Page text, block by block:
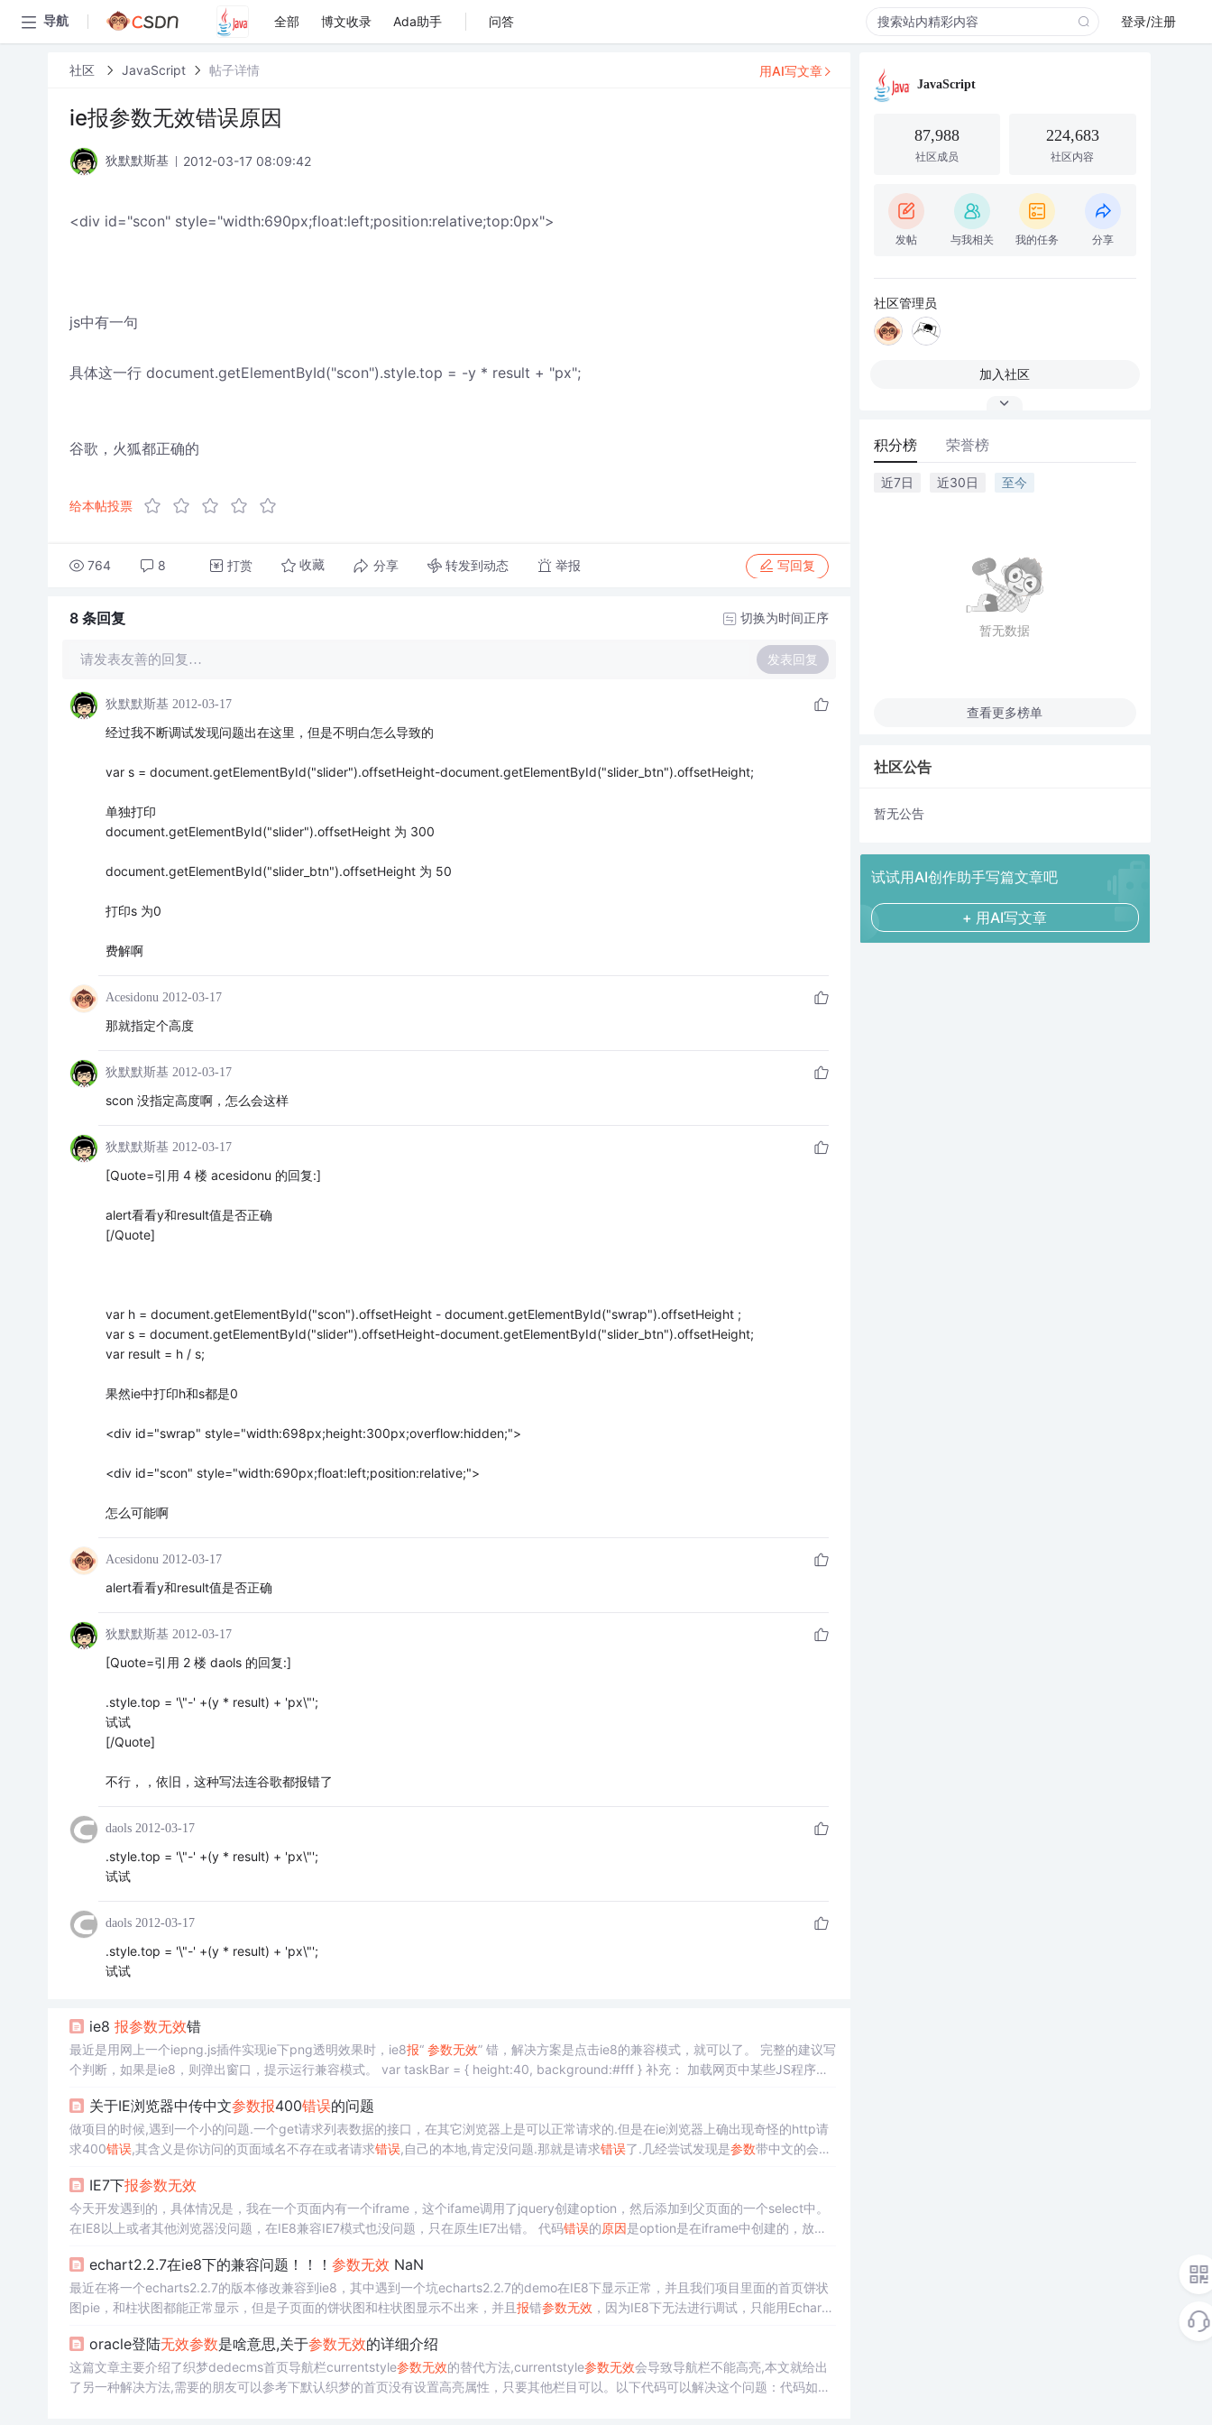
导航 全部 博文收录 Ada助手 问答 登录/注册
社区 JavaScript 帖子详情
ie报参数无效错误原因
狄默默斯基 2012-03-17 08:09:42
<div id="scon" style="width:690px;float:left;position:relative;top:0px">
js中有一句
具体这一行 document.getElementById("scon").style.top = -y * result + "px";
谷歌，火狐都正确的
给本帖投票
764 8 打赏 收藏 分享 转发到动态 举报 写回复
用AI写文章
8 条回复 切换为时间正序
请发表友善的回复… 发表回复
狄默默斯基 2012-03-17
经过我不断调试发现问题出在这里，但是不明白怎么导致的
var s = document.getElementById("slider").offsetHeight-document.getElementById("slider_btn").offsetHeight;
单独打印
document.getElementById("slider").offsetHeight 为 300
document.getElementById("slider_btn").offsetHeight 为 50
打印s 为0
费解啊
Acesidonu 2012-03-17
那就指定个高度
狄默默斯基 2012-03-17
scon 没指定高度啊，怎么会这样
狄默默斯基 2012-03-17
[Quote=引用 4 楼 acesidonu 的回复:]
alert看看y和result值是否正确
[/Quote]
var h = document.getElementById("scon").offsetHeight - document.getElementById("swrap").offsetHeight ;
var s = document.getElementById("slider").offsetHeight-document.getElementById("slider_btn").offsetHeight;
var result = h / s;
果然ie中打印h和s都是0
<div id="swrap" style="width:698px;height:300px;overflow:hidden;">
<div id="scon" style="width:690px;float:left;position:relative;">
怎么可能啊
Acesidonu 2012-03-17
alert看看y和result值是否正确
狄默默斯基 2012-03-17
[Quote=引用 2 楼 daols 的回复:]
.style.top = '\"-' +(y * result) + 'px\"';
试试
[/Quote]
不行，，依旧，这种写法连谷歌都报错了
daols 2012-03-17
.style.top = '\"-' +(y * result) + 'px\"';
试试
daols 2012-03-17
.style.top = '\"-' +(y * result) + 'px\"';
试试
ie8 报参数无效错
最近是用网上一个iepng.js插件实现ie下png透明效果时，ie8报“ 参数无效” 错，解决方案是点击ie8的兼容模式，就可以了。 完整的建议写
个判断，如果是ie8，则弹出窗口，提示运行兼容模式。 var taskBar = { height:40, background:#fff } 补充： 加载网页中某些JS程序时,
关于IE浏览器中传中文参数报400错误的问题
做项目的时候,遇到一个小的问题.一个get请求列表数据的接口，在其它浏览器上是可以正常请求的.但是在ie浏览器上确出现奇怪的http请
求400错误,其含义是你访问的页面域名不存在或者请求错误,自己的本地,肯定没问题.那就是请求错误了.几经尝试发现是参数带中文的会出
口，返回...
IE7下报参数无效
今天开发遇到的，具体情况是，我在一个页面内有一个iframe，这个ifame调用了jquery创建option，然后添加到父页面的一个select中。
在IE8以上或者其他浏览器没问题，在IE8兼容IE7模式也没问题，只在原生IE7出错。 代码错误的原因是option是在iframe中创建的，放到
echart2.2.7在ie8下的兼容问题！！！ 参数无效 NaN
最近在将一个echarts2.2.7的版本修改兼容到ie8，其中遇到一个坑echarts2.2.7的demo在IE8下显示正常，并且我们项目里面的首页饼状
图pie，和柱状图都能正常显示，但是子页面的饼状图和柱状图显示不出来，并且报错参数无效 ，因为IE8下无法进行调试，只能用Echarts
oracle登陆无效参数是啥意思,关于参数无效的详细介绍
这篇文章主要介绍了织梦dedecms首页导航栏currentstyle参数无效的替代方法,currentstyle参数无效会导致导航栏不能高亮,本文就给出
了另一种解决方法,需要的朋友可以参考下默认织梦的首页没有设置高亮属性，只要其他栏目可以。以下代码可以解决这个问题：代码如下:
JavaScript
87,988
社区成员
224,683
社区内容
发帖 与我相关 我的任务 分享
社区管理员
加入社区
积分榜 荣誉榜
近7日 近30日 至今
暂无数据
查看更多榜单
社区公告
暂无公告
试试用AI创作助手写篇文章吧
+ 用AI写文章